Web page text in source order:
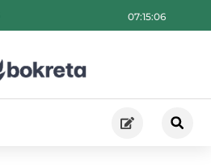
07:15:07